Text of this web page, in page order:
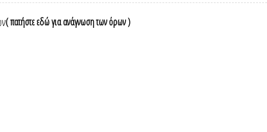
( πατήστε εδώ για ανάγνωση των όρων )